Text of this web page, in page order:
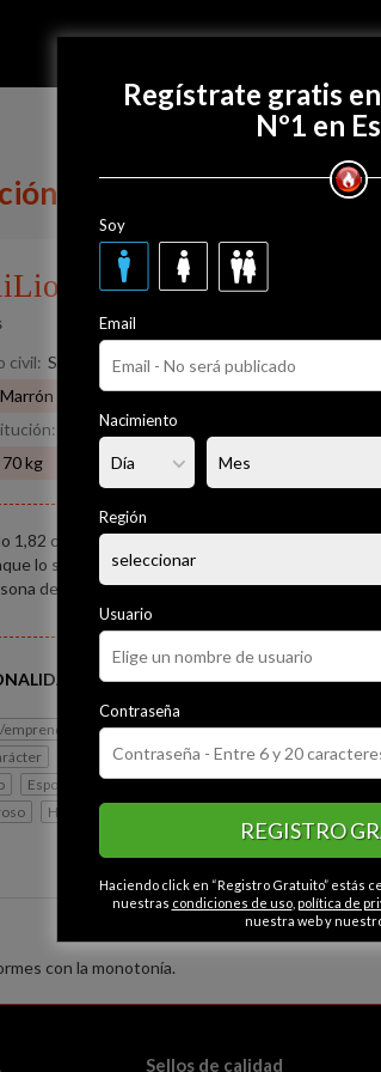
Regístrate
con JaviiLion?
28 años
civil: Soltero
Marrón
Normal
70 kg
1,82 cm, pelo castaño y cutis mas tirando a
lo soy, pero soy muy tranquilo a pesar de
demasiado sincera.. y bueno lo unico que
Alegre Tranquilo Cariñoso
Simpático Extrovertido Apasionado
Espontáneo Liberal Optimista Intelectual
Honesto
con la monotonía.
Regístrate gratis
Nº1 en
Soy
Email
Nacimiento
Región
Usuario
Contraseña
REGISTRO
Haciendo click en “Registro Gratuito” estás
nuestras condiciones de uso, política de
nuestra web y
Sellos de calidad